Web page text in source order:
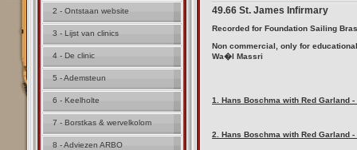
2 - Ontstaan website
3 - Lijst van clinics
4 - De clinic
5 - Ademsteun
6 - Keelholte
7 - Borstkas & wervelkolom
8 - Adviezen ARBO
49.66 St. James Infirmary
Recorded for Foundation Sailing
Non commercial, only for
Wa�l Massri
1. Hans Boschma with Red Garland
2. Hans Boschma with Red Garland